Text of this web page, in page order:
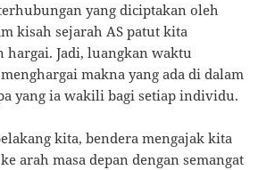
yang diciptakan oleh
kisah sejarah AS patut kita
hargai. Jadi, luangkan waktu
makna yang ada di dalam
yang ia wakili bagi setiap individu.
kita, bendera mengajak kita
arah masa depan dengan semangat